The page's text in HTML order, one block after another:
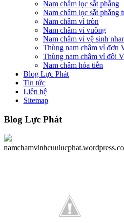
Nam châm lọc sắt phẳng
Nam châm lọc sắt phẳng
Nam châm vỉ tròn
Nam châm vỉ vuông
Nam châm vỉ vệ sinh
Thùng nam châm vỉ đơn
Thùng nam châm vỉ đôi
Nam châm hỏa tiễn
Blog Lực Phát
Tin tức
Liên hệ
Sitemap
Blog Lực Phát